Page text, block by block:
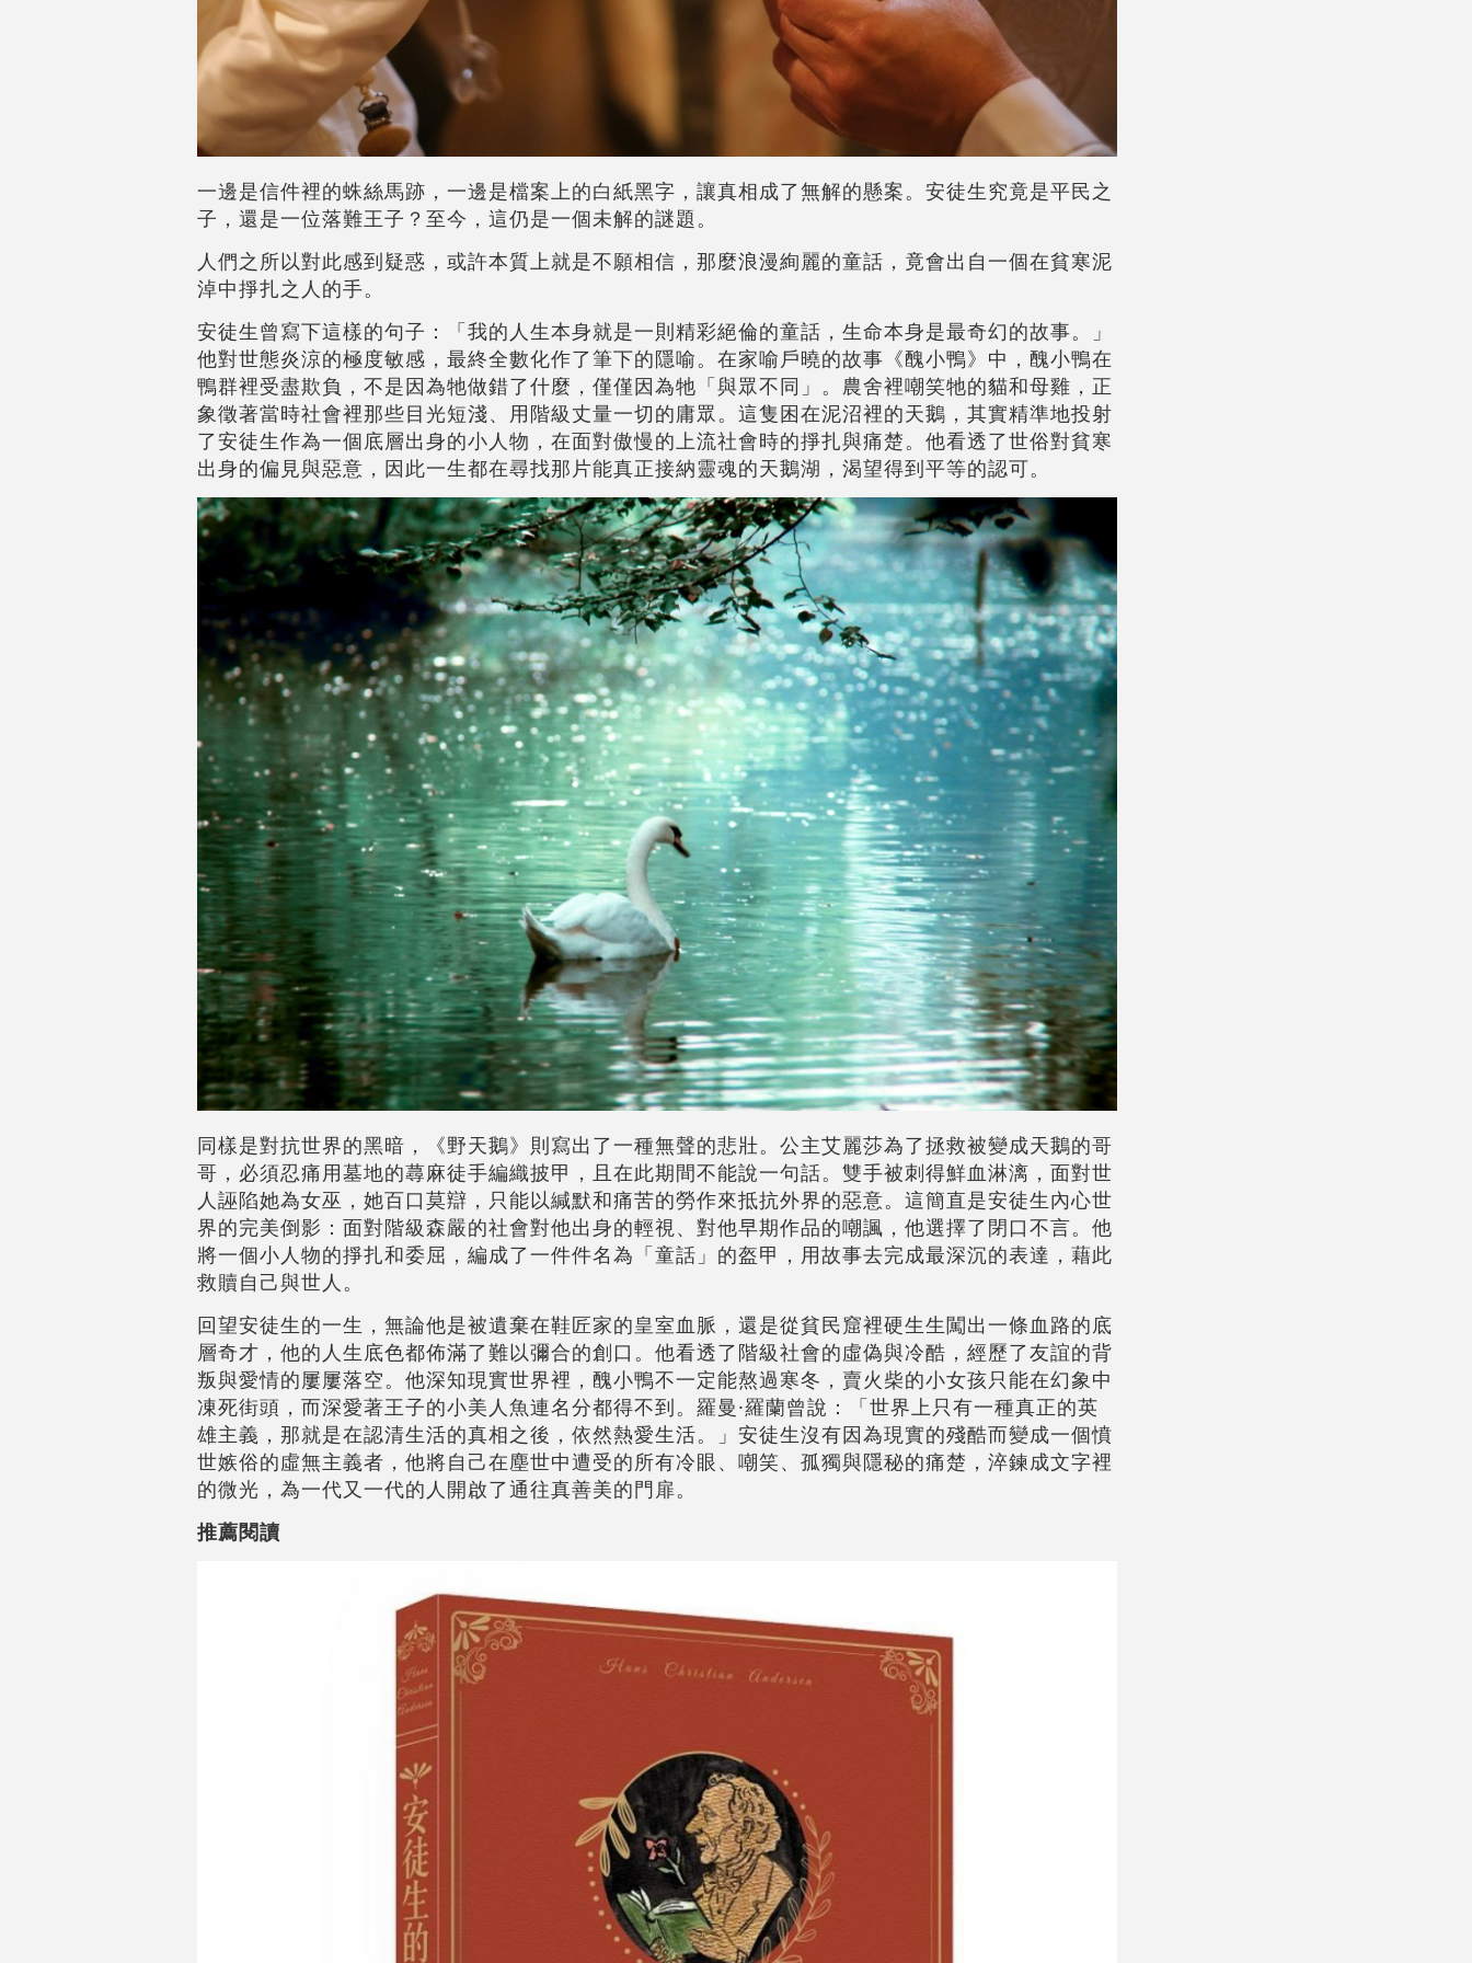
一邊是信件裡的蛛絲馬跡，一邊是檔案上的白紙黑字，讓真相成了無解的懸案。安徒生究竟是平民之
子，還是一位落難王子？至今，這仍是一個未解的謎題。
人們之所以對此感到疑惑，或許本質上就是不願相信，那麼浪漫絢麗的童話，竟會出自一個在貧寒泥
淖中掙扎之人的手。
安徒生曾寫下這樣的句子：「我的人生本身就是一則精彩絕倫的童話，生命本身是最奇幻的故事。」
他對世態炎涼的極度敏感，最終全數化作了筆下的隱喻。在家喻戶曉的故事《醜小鴨》中，醜小鴨在
鴨群裡受盡欺負，不是因為牠做錯了什麼，僅僅因為牠「與眾不同」。農舍裡嘲笑牠的貓和母雞，正
象徵著當時社會裡那些目光短淺、用階級丈量一切的庸眾。這隻困在泥沼裡的天鵝，其實精準地投射
了安徒生作為一個底層出身的小人物，在面對傲慢的上流社會時的掙扎與痛楚。他看透了世俗對貧寒
出身的偏見與惡意，因此一生都在尋找那片能真正接納靈魂的天鵝湖，渴望得到平等的認可。
同樣是對抗世界的黑暗，《野天鵝》則寫出了一種無聲的悲壯。公主艾麗莎為了拯救被變成天鵝的哥
哥，必須忍痛用墓地的蕁麻徒手編織披甲，且在此期間不能說一句話。雙手被刺得鮮血淋漓，面對世
人誣陷她為女巫，她百口莫辯，只能以緘默和痛苦的勞作來抵抗外界的惡意。這簡直是安徒生內心世
界的完美倒影：面對階級森嚴的社會對他出身的輕視、對他早期作品的嘲諷，他選擇了閉口不言。他
將一個小人物的掙扎和委屈，編成了一件件名為「童話」的盔甲，用故事去完成最深沉的表達，藉此
救贖自己與世人。
回望安徒生的一生，無論他是被遺棄在鞋匠家的皇室血脈，還是從貧民窟裡硬生生闖出一條血路的底
層奇才，他的人生底色都佈滿了難以彌合的創口。他看透了階級社會的虛偽與冷酷，經歷了友誼的背
叛與愛情的屢屢落空。他深知現實世界裡，醜小鴨不一定能熬過寒冬，賣火柴的小女孩只能在幻象中
凍死街頭，而深愛著王子的小美人魚連名分都得不到。羅曼·羅蘭曾說：「世界上只有一種真正的英
雄主義，那就是在認清生活的真相之後，依然熱愛生活。」安徒生沒有因為現實的殘酷而變成一個憤
世嫉俗的虛無主義者，他將自己在塵世中遭受的所有冷眼、嘲笑、孤獨與隱秘的痛楚，淬鍊成文字裡
的微光，為一代又一代的人開啟了通往真善美的門扉。
推薦閱讀